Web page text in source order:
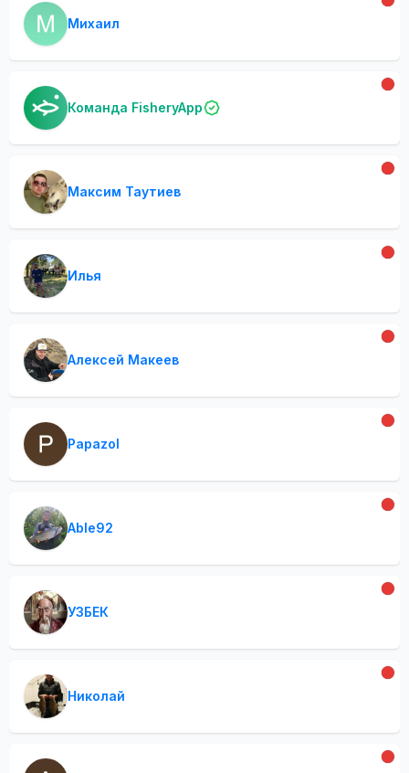
Михаил
Команда FisheryApp
Максим Таутиев
Илья
Алексей Макеев
Papazol
Able92
УЗБЕК
Николай